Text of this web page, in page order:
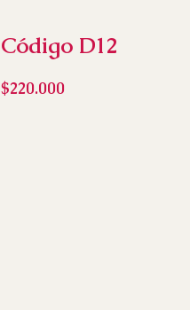
Código D12
$220.000